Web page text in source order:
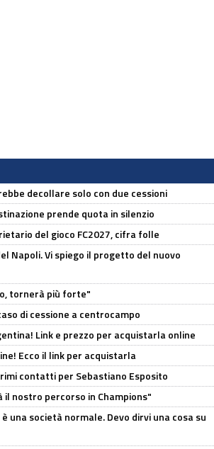
decollare solo con due cessioni
prende quota in silenzio
del gioco FC2027, cifra folle
Napoli. Vi spiego il progetto del nuovo
tornerà più forte"
di cessione a centrocampo
Link e prezzo per acquistarla online
Ecco il link per acquistarla
contatti per Sebastiano Esposito
il nostro percorso in Champions"
una società normale. Devo dirvi una cosa su